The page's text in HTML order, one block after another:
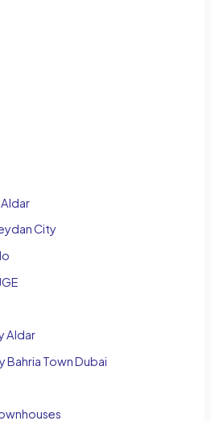
City
Aldar
Bahria Town Dubai